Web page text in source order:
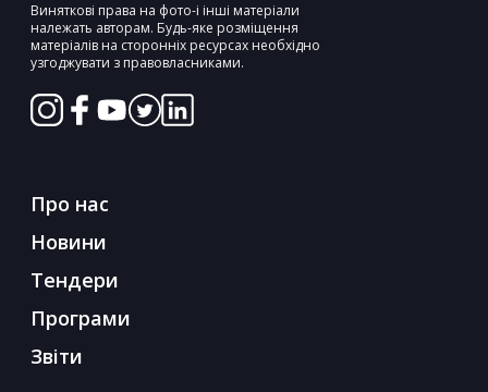
Виняткові права на фото-і інші матеріали
належать авторам. Будь-яке розміщення
матеріалів на сторонніх ресурсах необхідно
узгоджувати з правовласниками.
Про нас
Новини
Тендери
Програми
Звіти